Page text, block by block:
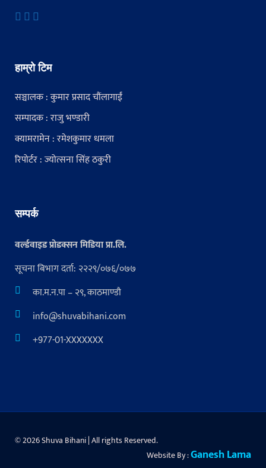
हाम्रो टिम
सञ्चालक : कुमार प्रसाद चौंलागाईं
सम्पादक : राजु भण्डारी
क्यामरामेन : रमेशकुमार धमला
रिपोर्टर : ज्योत्सना सिंह ठकुरी
सम्पर्क
वर्ल्डवाइड प्रोडक्सन मिडिया प्रा.लि.
सूचना बिभाग दर्ता: २२२९/०७६/०७७
का.म.न.पा – २९, काठमाण्डौ
info@shuvabihani.com
+977-01-XXXXXXX
© 2026 Shuva Bihani | All rights Reserved.
Website By :Ganesh Lama